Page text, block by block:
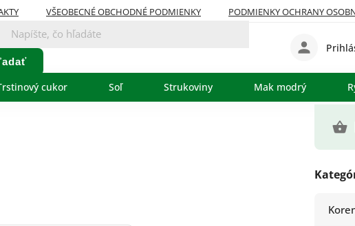
VŠEOBECNÉ OBCHODNÉ PODMIENKY PODMIENKY OCHRANY
cukor Soľ Strukoviny Mak modrý